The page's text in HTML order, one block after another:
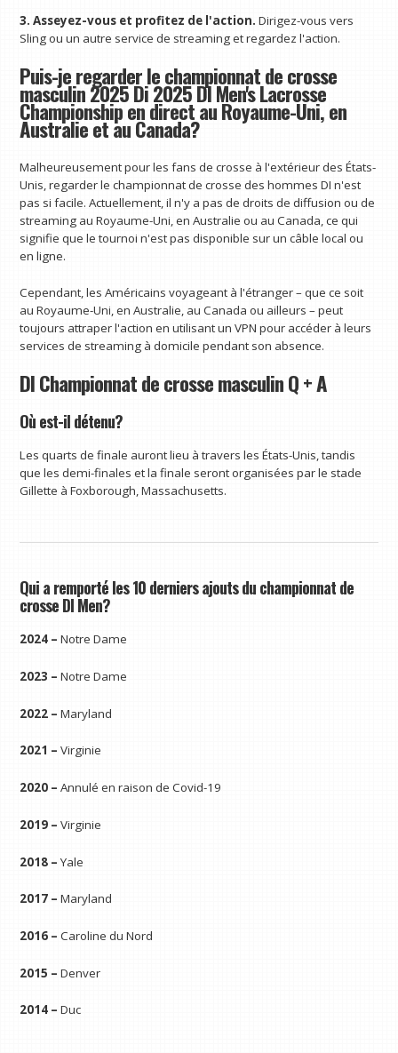
3. Asseyez-vous et profitez de l'action.Dirigez-vous vers
Sling ou un autre service de streaming et regardez l'action.
Puis-je regarder le championnat de crosse
masculin 2025 Di 2025 DI Men's Lacrosse
Championship en direct au Royaume-Uni, en
Australie et au Canada?
Malheureusement pour les fans de crosse à l'extérieur des États-
Unis, regarder le championnat de crosse des hommes DI n'est
pas si facile. Actuellement, il n'y a pas de droits de diffusion ou de
streaming au Royaume-Uni, en Australie ou au Canada, ce qui
signifie que le tournoi n'est pas disponible sur un câble local ou
en ligne.
Cependant, les Américains voyageant à l'étranger – que ce soit
au Royaume-Uni, en Australie, au Canada ou ailleurs – peut
toujours attraper l'action en utilisant un VPN pour accéder à leurs
services de streaming à domicile pendant son absence.
DI Championnat de crosse masculin Q + A
Où est-il détenu?
Les quarts de finale auront lieu à travers les États-Unis, tandis
que les demi-finales et la finale seront organisées par le stade
Gillette à Foxborough, Massachusetts.
Qui a remporté les 10 derniers ajouts du championnat de
crosse DI Men?
2024 –Notre Dame
2023 –Notre Dame
2022 –Maryland
2021 –Virginie
2020 –Annulé en raison de Covid-19
2019 –Virginie
2018 –Yale
2017 –Maryland
2016 –Caroline du Nord
2015 –Denver
2014 –Duc